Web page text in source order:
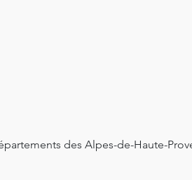
des Alpes-de-Haute-